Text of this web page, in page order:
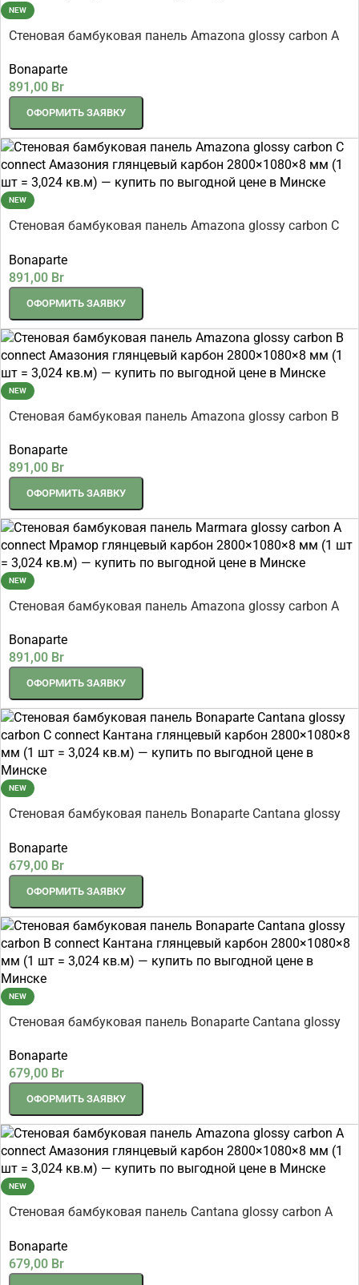
NEW
Стеновая бамбуковая панель Amazona glossy carbon A
(1 шт = 3,08 кв.м)
Bonaparte
891,00 Br
ОФОРМИТЬ ЗАЯВКУ
NEW
Стеновая бамбуковая панель Amazona glossy carbon C
(1 шт = 3,024 кв.м)
Bonaparte
891,00 Br
ОФОРМИТЬ ЗАЯВКУ
NEW
Стеновая бамбуковая панель Amazona glossy carbon B
(1 шт = 3,024 кв.м)
Bonaparte
891,00 Br
ОФОРМИТЬ ЗАЯВКУ
NEW
Стеновая бамбуковая панель Amazona glossy carbon A
(1 шт = 3,024 кв.м)
Bonaparte
891,00 Br
ОФОРМИТЬ ЗАЯВКУ
NEW
Стеновая бамбуковая панель Bonaparte Cantana glossy
2800×1080×8 мм (1 шт = 3,024 кв.м)
Bonaparte
679,00 Br
ОФОРМИТЬ ЗАЯВКУ
NEW
Стеновая бамбуковая панель Bonaparte Cantana glossy
2800×1080×8 мм (1 шт = 3,024 кв.м)
Bonaparte
679,00 Br
ОФОРМИТЬ ЗАЯВКУ
NEW
Стеновая бамбуковая панель Cantana glossy carbon A
шт = 3,024 кв.м)
Bonaparte
679,00 Br